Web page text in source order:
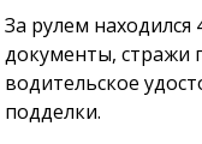
За рулем
документы, стражи
водительское
подделки.